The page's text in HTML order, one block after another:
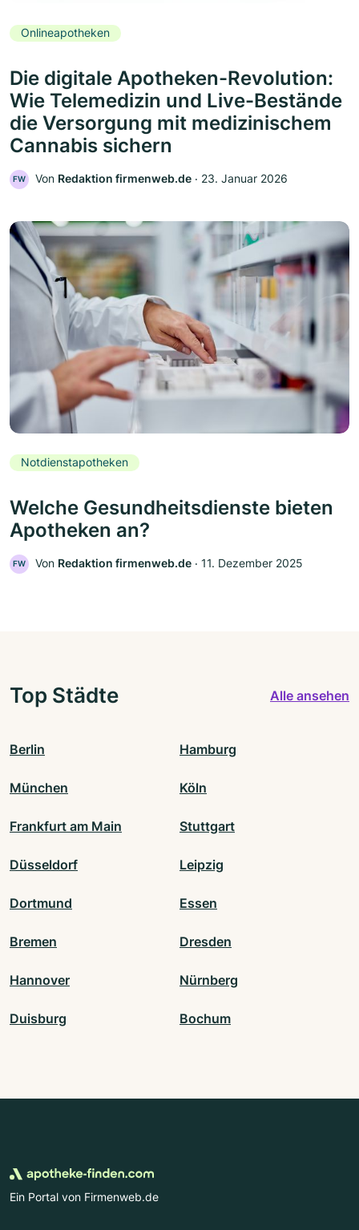
Onlineapotheken
Die digitale Apotheken-Revolution:
Wie Telemedizin und Live-Bestände
die Versorgung mit medizinischem
Cannabis sichern
FW Von Redaktion firmenweb.de ‧ 23. Januar 2026
Notdienstapotheken
Welche Gesundheitsdienste bieten
Apotheken an?
FW Von Redaktion firmenweb.de ‧ 11. Dezember 2025
Top Städte Alle ansehen
Berlin Hamburg
München Köln
Frankfurt am Main Stuttgart
Düsseldorf Leipzig
Dortmund Essen
Bremen Dresden
Hannover Nürnberg
Duisburg Bochum
Ein Portal von Firmenweb.de